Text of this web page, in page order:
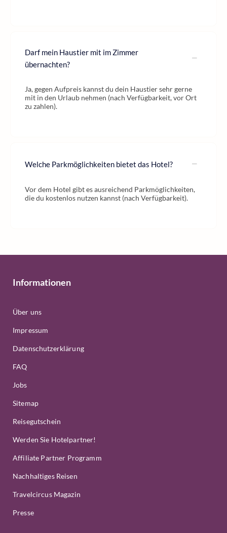
Darf mein Haustier mit im Zimmer
übernachten?
Ja, gegen Aufpreis kannst du dein Haustier sehr gerne
mit in den Urlaub nehmen (nach Verfügbarkeit, vor Ort
zu zahlen).
Welche Parkmöglichkeiten bietet das Hotel?
Vor dem Hotel gibt es ausreichend Parkmöglichkeiten,
die du kostenlos nutzen kannst (nach Verfügbarkeit).
Informationen
Über uns
Impressum
Datenschutzerklärung
FAQ
Jobs
Sitemap
Reisegutschein
Werden Sie Hotelpartner!
Affiliate Partner Programm
Nachhaltiges Reisen
Travelcircus Magazin
Presse